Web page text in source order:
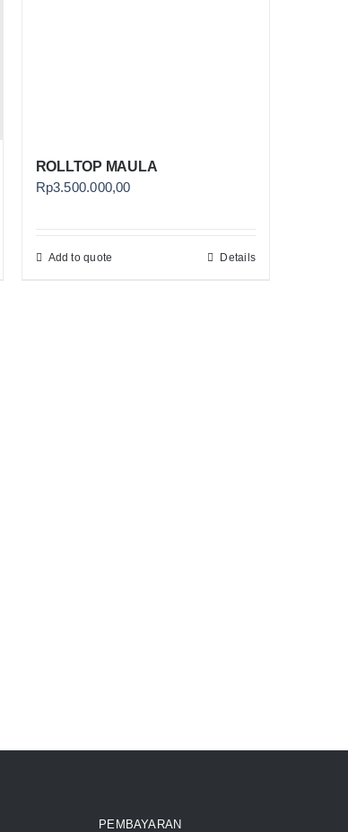
ROLLTOP MAULA
Rp3.500.000,00
Add to quote Details
PEMBAYARAN